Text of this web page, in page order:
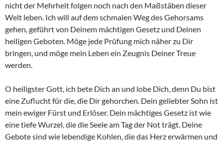
nicht der Mehrheit folgen noch nach den Maßstäben dieser
Welt leben. Ich will auf dem schmalen Weg des Gehorsams
gehen, geführt von Deinem mächtigen Gesetz und Deinen
heiligen Geboten. Möge jede Prüfung mich näher zu Dir
bringen, und möge mein Leben ein Zeugnis Deiner Treue
werden.
O heiligster Gott, ich bete Dich an und lobe Dich, denn Du bist
eine Zuflucht für die, die Dir gehorchen. Dein geliebter Sohn ist
mein ewiger Fürst und Erlöser. Dein mächtiges Gesetz ist wie
eine tiefe Wurzel, die die Seele am Tag der Not trägt. Deine
Gebote sind wie lebendige Kohlen, die das Herz erwärmen und